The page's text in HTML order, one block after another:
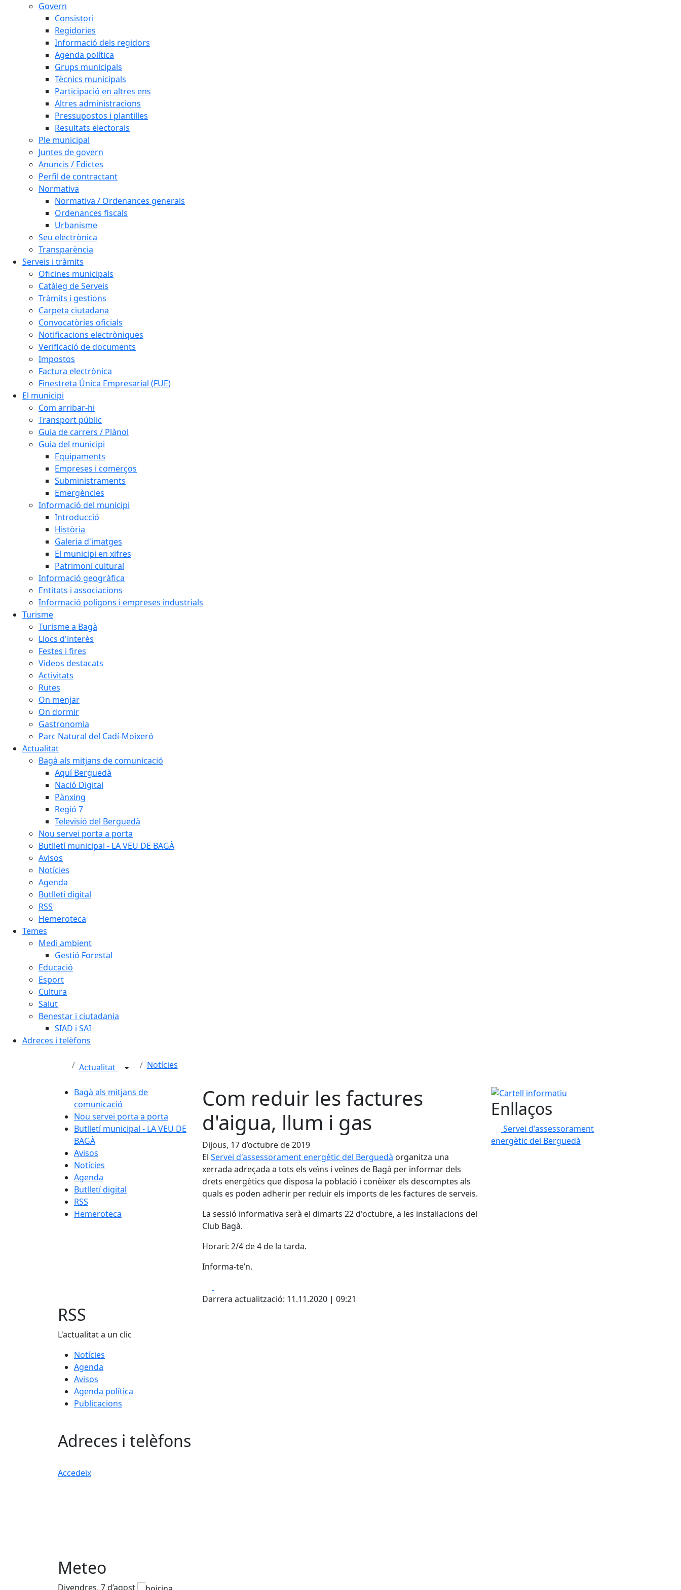
Govern
Consistori
Regidories
Informació dels regidors
Agenda política
Grups municipals
Tècnics municipals
Participació en altres ens
Altres administracions
Pressupostos i plantilles
Resultats electorals
Ple municipal
Juntes de govern
Anuncis / Edictes
Perfil de contractant
Normativa
Normativa / Ordenances generals
Ordenances fiscals
Urbanisme
Seu electrònica
Transparència
Serveis i tràmits
Oficines municipals
Catàleg de Serveis
Tràmits i gestions
Carpeta ciutadana
Convocatòries oficials
Notificacions electròniques
Verificació de documents
Impostos
Factura electrònica
Finestreta Única Empresarial (FUE)
El municipi
Com arribar-hi
Transport públic
Guia de carrers / Plànol
Guia del municipi
Equipaments
Empreses i comerços
Subministraments
Emergències
Informació del municipi
Introducció
Història
Galeria d'imatges
El municipi en xifres
Patrimoni cultural
Informació geogràfica
Entitats i associacions
Informació polígons i empreses industrials
Turisme
Turisme a Bagà
Llocs d'interès
Festes i fires
Videos destacats
Activitats
Rutes
On menjar
On dormir
Gastronomia
Parc Natural del Cadí-Moixeró
Actualitat
Bagà als mitjans de comunicació
Aquí Berguedà
Nació Digital
Pànxing
Regió 7
Televisió del Berguedà
Nou servei porta a porta
Butlletí municipal - LA VEU DE BAGÀ
Avisos
Notícies
Agenda
Butlletí digital
RSS
Hemeroteca
Temes
Medi ambient
Gestió Forestal
Educació
Esport
Cultura
Salut
Benestar i ciutadania
SIAD i SAI
Adreces i telèfons
Actualitat Notícies
Bagà als mitjans de
comunicació
Nou servei porta a porta
Butlletí municipal - LA VEU DE
BAGÀ
Avisos
Notícies
Agenda
Butlletí digital
RSS
Hemeroteca
Com reduir les factures
d'aigua, llum i gas
Dijous, 17 d’octubre de 2019
El Servei d'assessorament energètic del Berguedà organitza una
xerrada adreçada a tots els veïns i veïnes de Bagà per informar dels
drets energètics que disposa la població i conèixer els descomptes als
quals es poden adherir per reduir els imports de les factures de serveis.
La sessió informativa serà el dimarts 22 d'octubre, a les instal·lacions del
Club Bagà.
Horari: 2/4 de 4 de la tarda.
Informa-te’n.
Darrera actualització: 11.11.2020 | 09:21
Cartell informatiu
Enllaços
Servei d'assessorament
energètic del Berguedà
RSS
L'actualitat a un clic
Notícies
Agenda
Avisos
Agenda política
Publicacions
Adreces i telèfons
Accedeix
Meteo
Divendres, 7 d’agost